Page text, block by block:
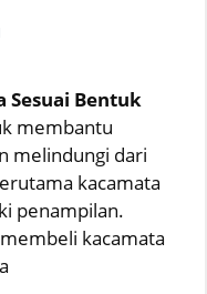
Sesuai Bentuk
membantu
melindungi dari
kacamata
penampilan.
kacamata